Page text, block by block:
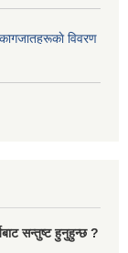
विवरण
सन्तुष्ट हुनुहुन्छ ?